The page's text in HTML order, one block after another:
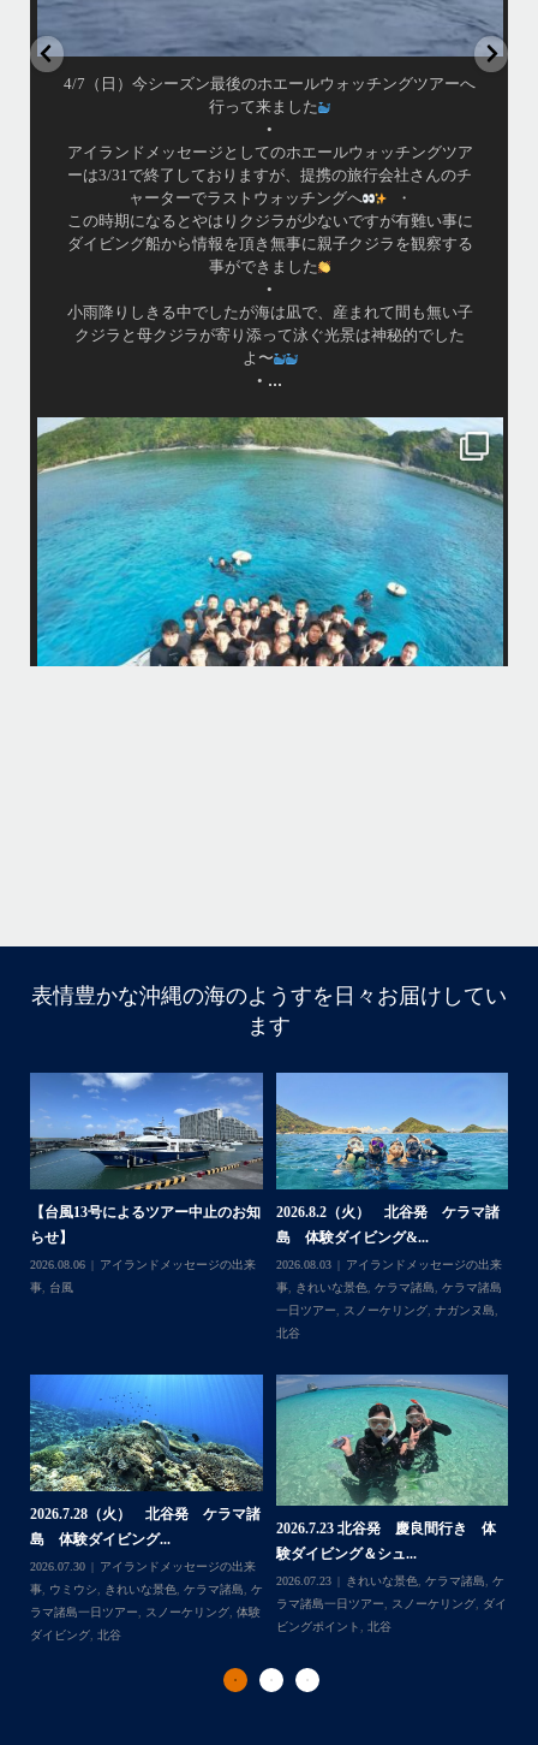
4/7（日）今シーズン最後のホエールウォッチングツアーへ
行って来ました
•
アイランドメッセージとしてのホエールウォッチングツア
ーは3/31で終了しておりますが、提携の旅行会社さんのチ
ャーターでラストウォッチングへ
・
この時期になるとやはりクジラが少ないですが有難い事に
ダイビング船から情報を頂き無事に親子クジラを観察する
事ができました
•
小雨降りしきる中でしたが海は凪で、産まれて間も無い子
クジラと母クジラが寄り添って泳ぐ光景は神秘的でした
よ〜
• ...
island.message
はいさ〜い！
今年も青森高校の修学旅行～体験ダイビング～
1日目は呼吸の練習！！！
2日目は実際に泳いで遊んでみよう！
水中で呼吸ができる不思議な遊びはどうだっかな？！？！
タイミングがよかったチームはカメも見れてチョーラッキー
スポーツ科なので運動神経抜群
海況は荒れてましたが、2日間とも船出せたのは運がいいね！！
高校生でダイビングできるのは羨ましい！！！
なかなかできない経験
今回は海の世界にほんの少し足を入れただけなのでもっともっと知りた
くなったら是非ライセンス取得して遊びに来てね
...
12月 1
水中で呼吸ができる不思議な遊びはどうだっかな？！？！
ー
スポーツ科なので運動神経抜群
海況は荒れてましたが、2日間とも船出せたのは運がいい
ね！！
高校生でダイビングできるのは羨ましい！！！
なかなかできない経験
今回は海の世界にほんの少し足を入れただけなのでもっと
もっと知りたくなったら是非ライセンス取得して遊びに来
Follow on Instagram
表情豊かな沖縄の海のようすを日々お届けしてい
ます
2026.7.18 北谷発 慶良間行き シ
ュノーケル＆ダイビ...
2026.07.19 ウミガメ ,きれいな景色,ケラ
マ諸島,
2026.7.6（月） 北谷発 ケラマ諸
島 ３ダイブ体験ダイ...
2026.07.08
アイランドメッセージの出来
事, きれいな景色 ケラマ諸島
ケラマ諸島
一日ツアー
スノーケリング, ボートダイ
ブ,北谷
2026.7.1（水） 北谷発 ケラマ諸
島 体験ダイビング&...
2026.07.06
アイランドメッセージの出来
事, ウミガメ, きれいな景色, ケラマ諸島, ケ
ラマ諸島一日ツアー, スノーケリング, ボー
トダイブ,体験ダイビング
チャーター ブログ...
の出来事, きれいな景色,ケラマ諸島一日ツ
アー ,スノーケリング , チャータークルー
ズ , 沖縄本島 社員旅行